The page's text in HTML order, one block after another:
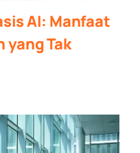
AI: Manfaat
yang Tak